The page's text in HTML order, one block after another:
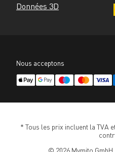
Données 3D
Nous acceptons
* Tous les prix incluent la TVA
© 2026 Mymito